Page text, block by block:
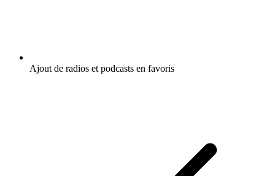
Ajout de radios et podcasts en favoris